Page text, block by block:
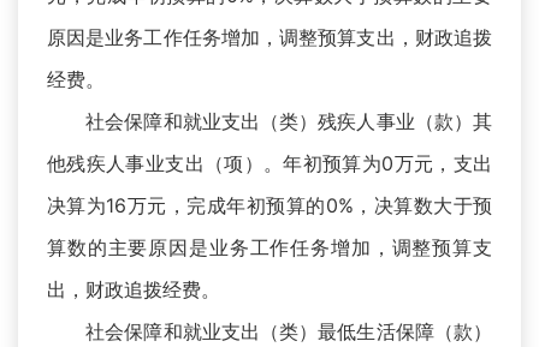
原因是业务工作任务增加，调整预算支出，财政追拨
经费。
社会保障和就业支出（类）残疾人事业（款）其
他残疾人事业支出（项）。年初预算为0万元，支出
决算为16万元，完成年初预算的0%，决算数大于预
算数的主要原因是业务工作任务增加，调整预算支
出，财政追拨经费。
社会保障和就业支出（类）最低生活保障（款）